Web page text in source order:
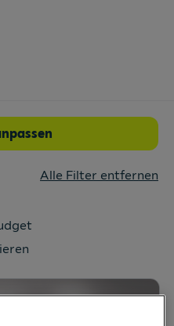
Alle Filter entfernen